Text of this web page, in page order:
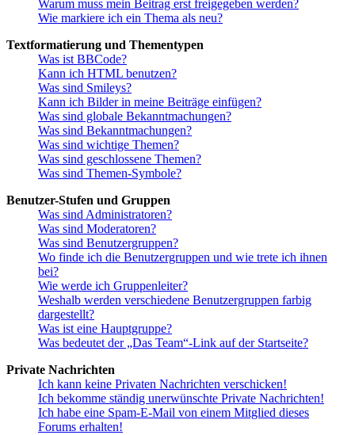
Warum muss mein Beitrag erst freigegeben werden?
Wie markiere ich ein Thema als neu?
Textformatierung und Thementypen
Was ist BBCode?
Kann ich HTML benutzen?
Was sind Smileys?
Kann ich Bilder in meine Beiträge einfügen?
Was sind globale Bekanntmachungen?
Was sind Bekanntmachungen?
Was sind wichtige Themen?
Was sind geschlossene Themen?
Was sind Themen-Symbole?
Benutzer-Stufen und Gruppen
Was sind Administratoren?
Was sind Moderatoren?
Was sind Benutzergruppen?
Wo finde ich die Benutzergruppen und wie trete ich ihnen
bei?
Wie werde ich Gruppenleiter?
Weshalb werden verschiedene Benutzergruppen farbig
dargestellt?
Was ist eine Hauptgruppe?
Was bedeutet der „Das Team“-Link auf der Startseite?
Private Nachrichten
Ich kann keine Privaten Nachrichten verschicken!
Ich bekomme ständig unerwünschte Private Nachrichten!
Ich habe eine Spam-E-Mail von einem Mitglied dieses
Forums erhalten!